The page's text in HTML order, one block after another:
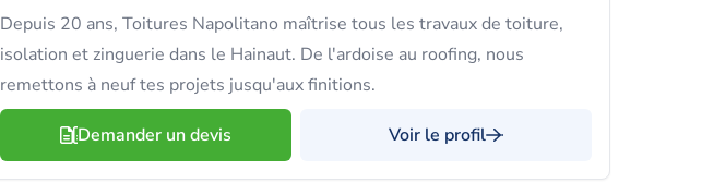
Depuis 20 ans, Toitures Napolitano maîtrise tous les travaux de toiture,
isolation et zinguerie dans le Hainaut. De l'ardoise au roofing, nous
remettons à neuf tes projets jusqu'aux finitions.
Demander un devis Voir le profil